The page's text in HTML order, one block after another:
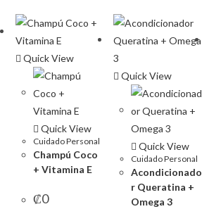
Quick View
Quick View
Cuidado Personal
Champú Coco
+ Vitamina E
₡0
Quick View
Quick View
Cuidado Personal
Acondicionado
r Queratina +
Omega 3